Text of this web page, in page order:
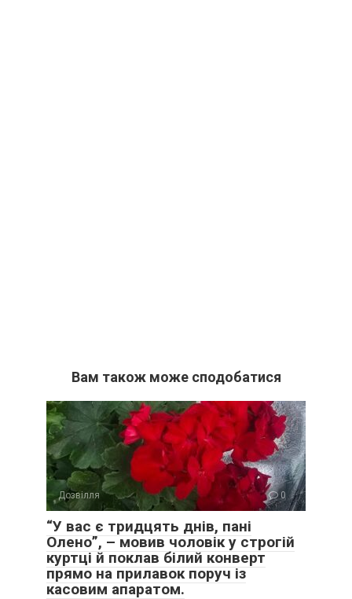
Вам також може сподобатися
Дозвілля 0
“У вас є тридцять днів, пані
Олено”, – мовив чоловік у строгій
куртці й поклав білий конверт
прямо на прилавок поруч із
касовим апаратом.